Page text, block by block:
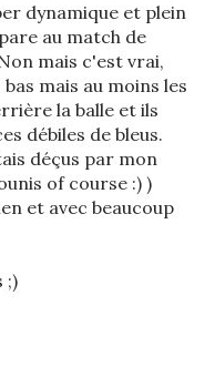
dynamique et plein
au match de
mais c'est vrai,
mais au moins les
la balle et ils
débiles de bleus.
déçus par mon
of course :) )
et avec beaucoup
;)